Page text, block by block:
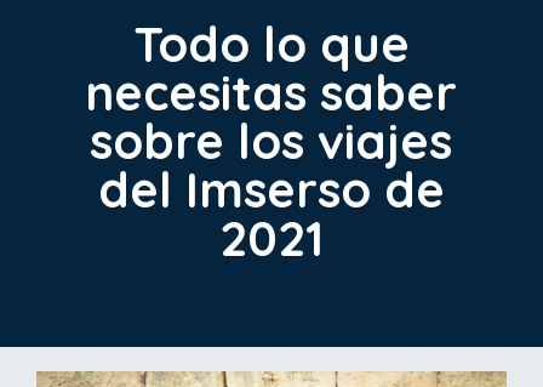
Todo lo que
necesitas saber
sobre los viajes
del Imserso de
2021